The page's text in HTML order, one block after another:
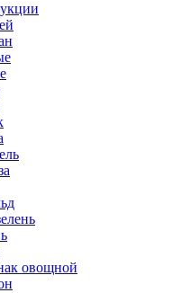
овощной